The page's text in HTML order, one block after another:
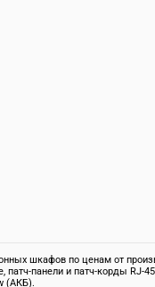
шкафов по ценам от
панели и патч-корды
(АКБ).